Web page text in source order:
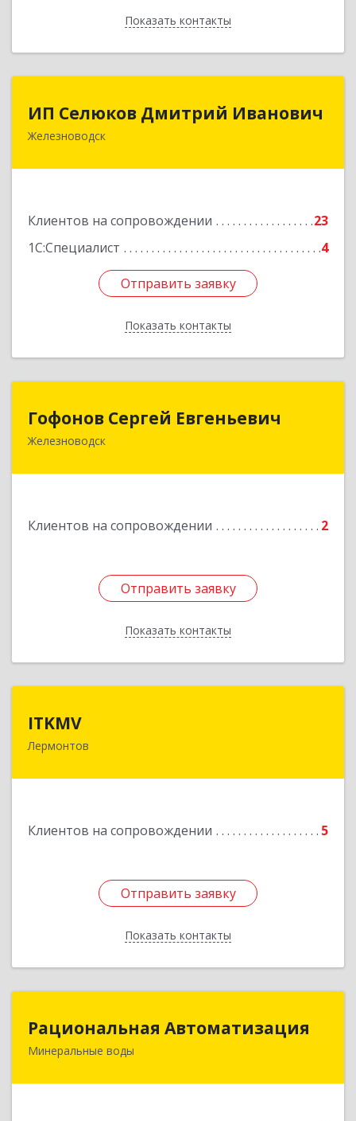
Показать контакты
Назад
ИП Селюков Дмитрий Иванович
Железноводск
Клиентов на сопровождении
23
1С:Специалист
4
Отправить заявку
Показать контакты
ИП Селюков Дмитрий Иванович
357400, Ставропольский край, Железноводск г,
Отправить заявку
Назад
Гофонов Сергей Евгеньевич
Железноводск
Клиентов на сопровождении 2
Отправить заявку
Показать контакты
Гофонов Сергей Евгеньевич
Отправить заявку
Назад
ITKMV
Лермонтов
Клиентов на сопровождении 5
Отправить заявку
Показать контакты
Отправить заявку
Назад
Рациональная Автоматизация
Минеральные воды357209, Ставропольский край, м.о.